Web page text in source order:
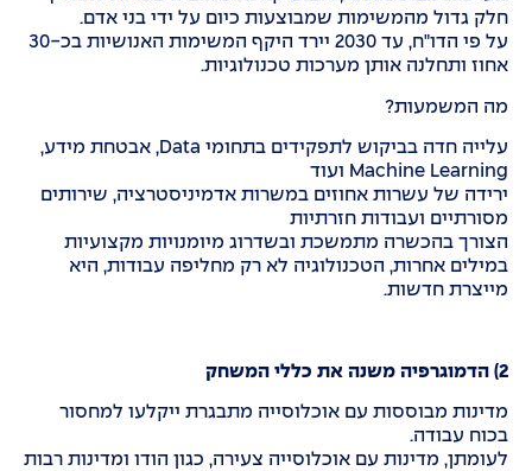
חלק גדול מהמשימות שמבוצעות כיום על ידי בני אדם.
על פי הדו"ח, עד 2030 יירד היקף המשימות האנושיות בכ-30
אחוז ותחלנה אותן מערכות טכנולוגיות.
מה המשמעות?
עלייה חדה בביקוש לתפקידים בתחומי Data, אבטחת מידע,
Machine Learning ועוד
ירידה של עשרות אחוזים במשרות אדמיניסטרציה, שירותים
מסורתיים ועבודות חזרתיות
הצורך בהכשרה מתמשכת ובשדרוג מיומנויות מקצועיות
במילים אחרות, הטכנולוגיה לא רק מחליפה עבודות, היא
מייצרת חדשות.
2) הדמוגרפיה משנה את כללי המשחק
מדינות מבוססות עם אוכלוסייה מתבגרת ייקלעו למחסור
בכוח עבודה.
לעומתן, מדינות עם אוכלוסייה צעירה, כגון הודו ומדינות רבות